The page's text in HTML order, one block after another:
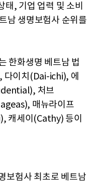
, 기업 업력 및 소비
남 생명보험사 순위를
한화생명 베트남 법
이치(Dai-ichi), 에
처브
매뉴라이프
캐세이(Cathy) 등이
보험사 최초로 베트남